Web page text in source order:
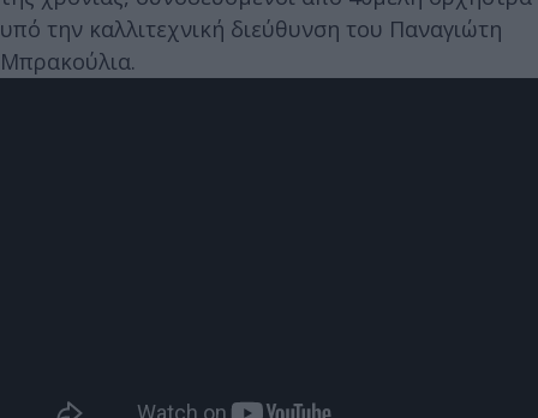
υπό την καλλιτεχνική διεύθυνση του Παναγιώτη
Μπρακούλια.